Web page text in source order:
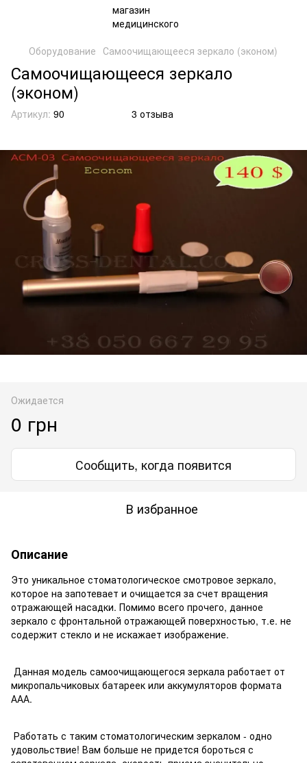
Оборудование Самоочищающееся зеркало (эконом)
Самоочищающееся зеркало
(эконом)
Артикул: 90 3 отзыва
Ожидается
0 грн
Сообщить, когда появится
В избранное
Описание
Это уникальное стоматологическое смотровое зеркало,
которое на запотевает и очищается за счет вращения
отражающей насадки. Помимо всего прочего, данное
зеркало с фронтальной отражающей поверхностью, т.е. не
содержит стекло и не искажает изображение.
Данная модель самоочищающегося зеркала работает от
микропальчиковых батареек или аккумуляторов формата
ААА.
Работать с таким стоматологическим зеркалом - одно
удовольствие! Вам больше не придется бороться с